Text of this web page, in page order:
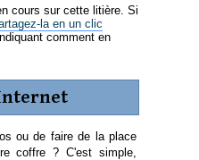
cours sur cette litière. Si
la en un clic
comment en
ou de faire de la place
coffre ? C'est simple,